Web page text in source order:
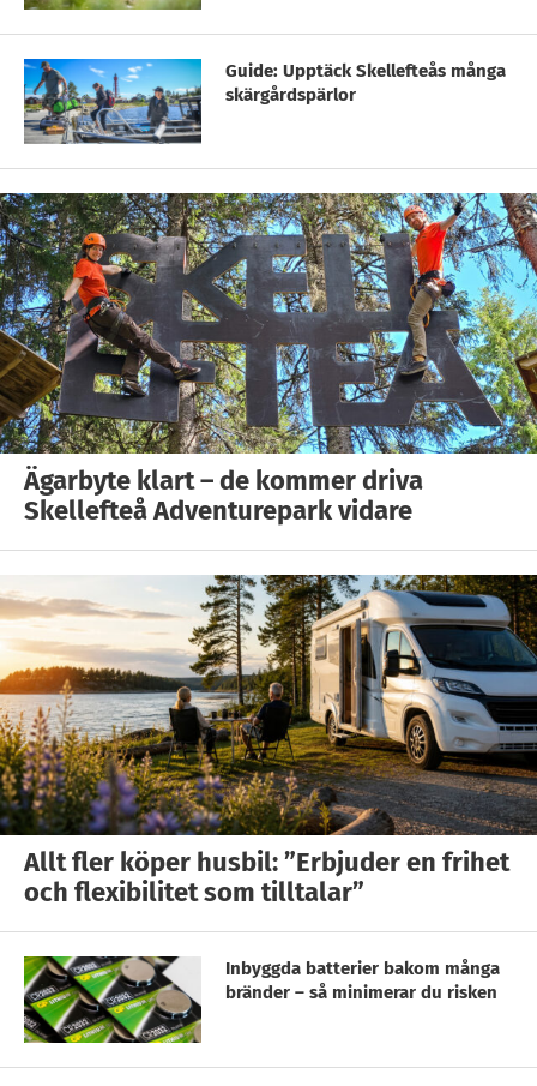
Guide: Upptäck Skellefteås många
skärgårdspärlor
Ägarbyte klart – de kommer driva
Skellefteå Adventurepark vidare
Allt fler köper husbil: ”Erbjuder en frihet
och flexibilitet som tilltalar”
Inbyggda batterier bakom många
bränder – så minimerar du risken